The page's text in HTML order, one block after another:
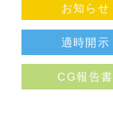
お知らせ
適時開示
CG報告書